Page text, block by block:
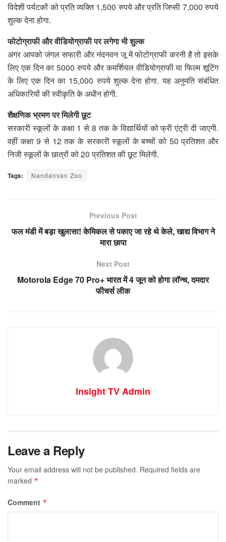
विदेशी पर्यटकों को प्रति व्यक्ति 1,500 रुपये और प्रति जिप्सी 7,000 रुपये
शुल्क देना होगा.
फोटोग्राफी और वीडियोग्राफी पर लगेगा भी शुल्क
अगर आपको जंगल सफारी और नंदनवन जू में फोटोग्राफी करनी है तो इसके
लिए एक दिन का 5000 रुपये और कमर्शियल वीडियोग्राफी या फिल्म शूटिंग
के लिए एक दिन का 15,000 रुपये शुल्क देना होगा. यह अनुमति संबंधित
अधिकारियों की स्वीकृति के अधीन होगी.
शैक्षणिक भ्रमण पर मिलेगी छूट
सरकारी स्कूलों के कक्षा 1 से 8 तक के विद्यार्थियों को फ्री एंट्री दी जाएगी.
वहीं कक्षा 9 से 12 तक के सरकारी स्कूलों के बच्चों को 50 प्रतिशत और
निजी स्कूलों के छात्रों को 20 प्रतिशत की छूट मिलेगी.
Tags: Nandanvan Zoo
Previous Post
फल मंडी में बड़ा खुलासा! केमिकल से पकाए जा रहे थे केले, खाद्य विभाग ने
मारा छापा
Next Post
Motorola Edge 70 Pro+ भारत में 4 जून को होगा लॉन्च, दमदार
फीचर्स लीक
Insight TV Admin
Leave a Reply
Your email address will not be published. Required fields are
marked *
Comment *